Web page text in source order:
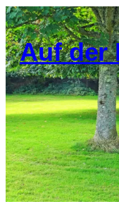
Zum
Inhalt
springen
Auf der